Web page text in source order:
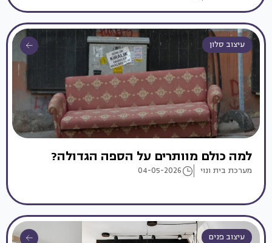
עיצוב סלון
למה כולם מוותרים על הספה הגדולה?
מערכת בית ונוי 04-05-2026
עיצוב פנים